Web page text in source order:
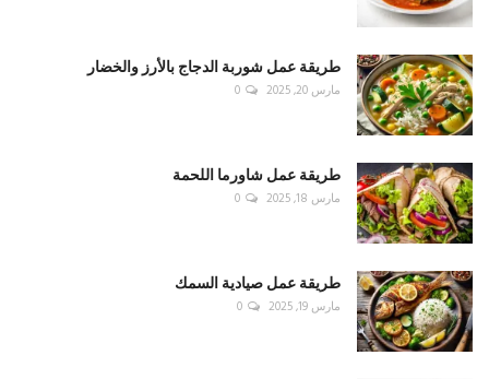
طريقة عمل شوربة الدجاج بالأرز والخضار
مارس 20, 2025 0
طريقة عمل شاورما اللحمة
مارس 18, 2025 0
طريقة عمل صيادية السمك
مارس 19, 2025 0